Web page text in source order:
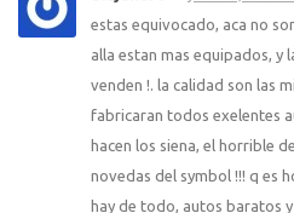
estas equivocado, aca no
alla estan mas equipados, y
venden !. la calidad son las
fabricaran todos exelentes
hacen los siena, el horrible
novedas del symbol !!! q es
hay de todo, autos baratos y